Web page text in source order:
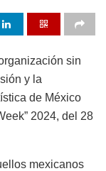
sin
y la
de México
2024, del 28
mexicanos